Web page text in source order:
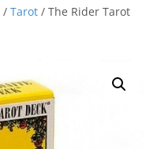
/ Tarot / The Rider Tarot